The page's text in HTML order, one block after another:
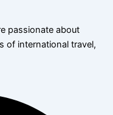
passionate about
of international travel,